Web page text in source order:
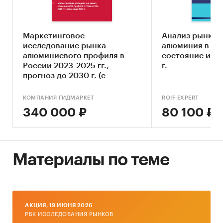
В разделе `Импорт` и `Экспорт` рассмотрены
- Нелегированный необработанный алюминий
- Прочие слябы и биллеты из алюминиевых
сплавов
- Прочие вторичные алюминиевые сплавы в
- Прочие алюминиевые сплавы
В разделах со внешней торговлей представлена
- low-priced (низко-ценовой сегмент или
сегмент эконом предложений);
- middle-priced (средне-ценовой сегмент);
- high-priced (высоко-ценовой сегмент).
поставщики:
Маркетинговое
исследование рынка
алюминиевого профиля в
России 2023-2025 гг.,
прогноз до 2030 г. (с
КОМПАНИЯ ГИДМАРКЕТ
340 000 ₽
Анализ рынка
алюминия в
состояние и
г.
ROIF EXPERT
80 100 ₽
Материалы по теме
AКЦИЯ, 19 ИЮНЯ 2026
РБК ИССЛЕДОВАНИЯ РЫНКОВ